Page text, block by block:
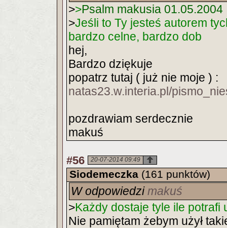
>>Psalm makusia 01.05.2004
>Jeśli to Ty jesteś autorem
bardzo celne, bardzo dob
hej,
Bardzo dziękuje
popatrz tutaj ( już nie moje ) :
natas23.w.interia.pl/
pozdrawiam serdecznie
makuś
#56 20-07-2014 09:49
Siodemeczka (161 punktów)
W odpowiedzimakuś
>Każdy dostaje tyle ile potrafi
Nie pamiętam żebym użył